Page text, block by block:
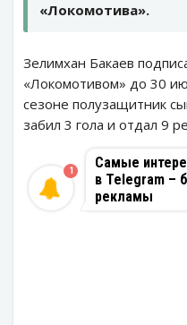
«Локомотива».
Зелимхан Бакаев
«Локомотивом» до 30
сезоне полузащитник
забил 3 гола и отдал 9
Самые
в Telegram –
рекламы
1